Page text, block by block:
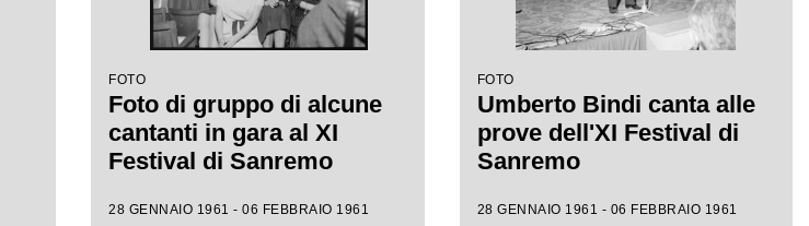
FOTO
Foto di gruppo di alcune
cantanti in gara al XI
Festival di Sanremo
28 GENNAIO 1961 - 06 FEBBRAIO 1961
FOTO
Umberto Bindi canta alle
prove dell'XI Festival di
Sanremo
28 GENNAIO 1961 - 06 FEBBRAIO 1961